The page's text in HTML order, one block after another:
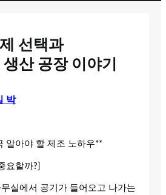
선택과
산 공장 이야기
박
알아야 할 제조 노하우**
요할까?]
실에서 공기가 들어오고 나가는